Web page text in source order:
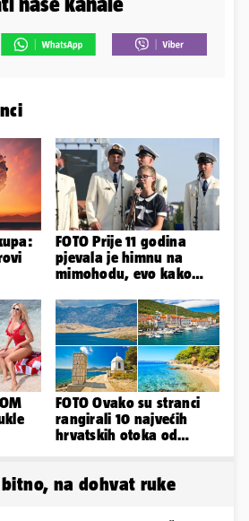
FOTO Prije 11 godina
pjevala je himnu na
mimohodu, evo kako
Negovetić
FOTO Ovako su stranci
rangirali 10 najvećih
hrvatskih otoka od
bitno, na dohvat ruke